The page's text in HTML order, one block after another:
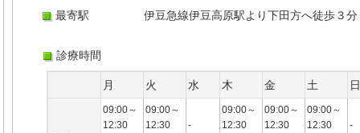
最寄駅 伊豆急線伊豆高原駅より下田方へ徒歩３分
診療時間
月 火 水 木 金 土
09:00～
12:30
09:00～
12:30
-
09:00～
12:30
09:00～
12:30
09:00～
12:30
-